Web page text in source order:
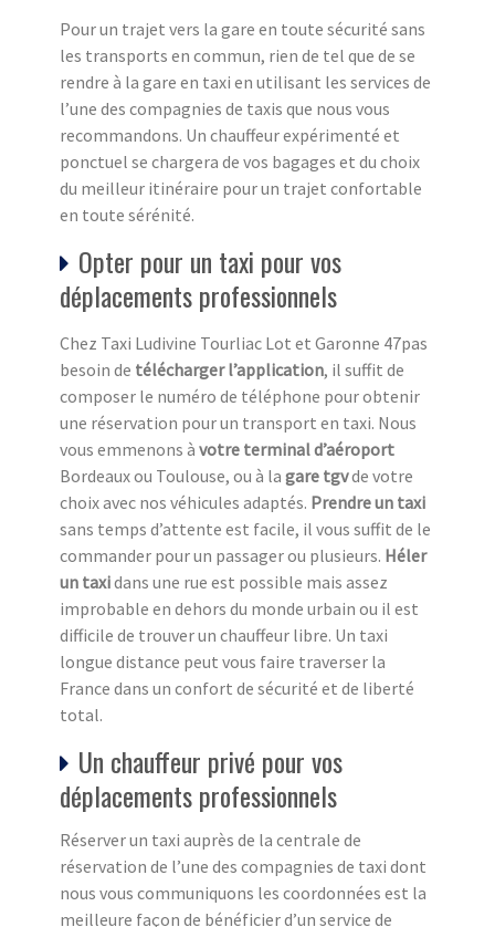
Pour un trajet vers la gare en toute sécurité sans
les transports en commun, rien de tel que de se
rendre à la gare en taxi en utilisant les services de
l’une des compagnies de taxis que nous vous
recommandons. Un chauffeur expérimenté et
ponctuel se chargera de vos bagages et du choix
du meilleur itinéraire pour un trajet confortable
en toute sérénité.
Opter pour un taxi pour vos
déplacements professionnels
Chez Taxi Ludivine Tourliac Lot et Garonne 47pas
besoin de télécharger l’application, il suffit de
composer le numéro de téléphone pour obtenir
une réservation pour un transport en taxi. Nous
vous emmenons à votre terminal d’aéroport
Bordeaux ou Toulouse, ou à la gare tgvde votre
choix avec nos véhicules adaptés. Prendre un taxi
sans temps d’attente est facile, il vous suffit de le
commander pour un passager ou plusieurs. Héler
un taxidans une rue est possible mais assez
improbable en dehors du monde urbain ou il est
difficile de trouver un chauffeur libre. Un taxi
longue distance peut vous faire traverser la
France dans un confort de sécurité et de liberté
total.
Un chauffeur privé pour vos
déplacements professionnels
Réserver un taxi auprès de la centrale de
réservation de l’une des compagnies de taxi dont
nous vous communiquons les coordonnées est la
meilleure façon de bénéficier d’un service de